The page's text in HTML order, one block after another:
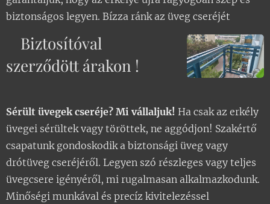
korlátok, falak) esetén is
érdemes javítani vagy
cserélni.
Üvegek Cseréje:
vagy elavultak,cseréljük ki
őket. Ügyeljünk a
tűzvédelemre is, és
válasszunk megfelelő
üvegeket.
A biztonsági üvegek
biztonságos legyen. Bízza ránk az üveg cseréjét
Biztosítóval
szerződött árakon !
Sérült üvegek cseréje? Mi vállaljuk! Ha csak az erkély
üvegei sérültek vagy töröttek, ne aggódjon! Szakértő
csapatunk gondoskodik a biztonsági üveg vagy
drótüveg cseréjéről. Legyen szó részleges vagy teljes
üvegcsere igényéről, mi rugalmasan alkalmazkodunk.
Minőségi munkával és precíz kivitelezéssel